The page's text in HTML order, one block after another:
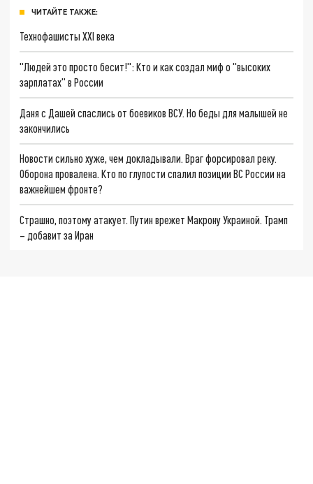
ЧИТАЙТЕ ТАКЖЕ:
Технофашисты XXI века
"Людей это просто бесит!": Кто и как создал миф о "высоких
зарплатах" в России
Даня с Дашей спаслись от боевиков ВСУ. Но беды для малышей не
закончились
Новости сильно хуже, чем докладывали. Враг форсировал реку.
Оборона провалена. Кто по глупости спалил позиции ВС России на
важнейшем фронте?
Страшно, поэтому атакует. Путин врежет Макрону Украиной. Трамп
– добавит за Иран